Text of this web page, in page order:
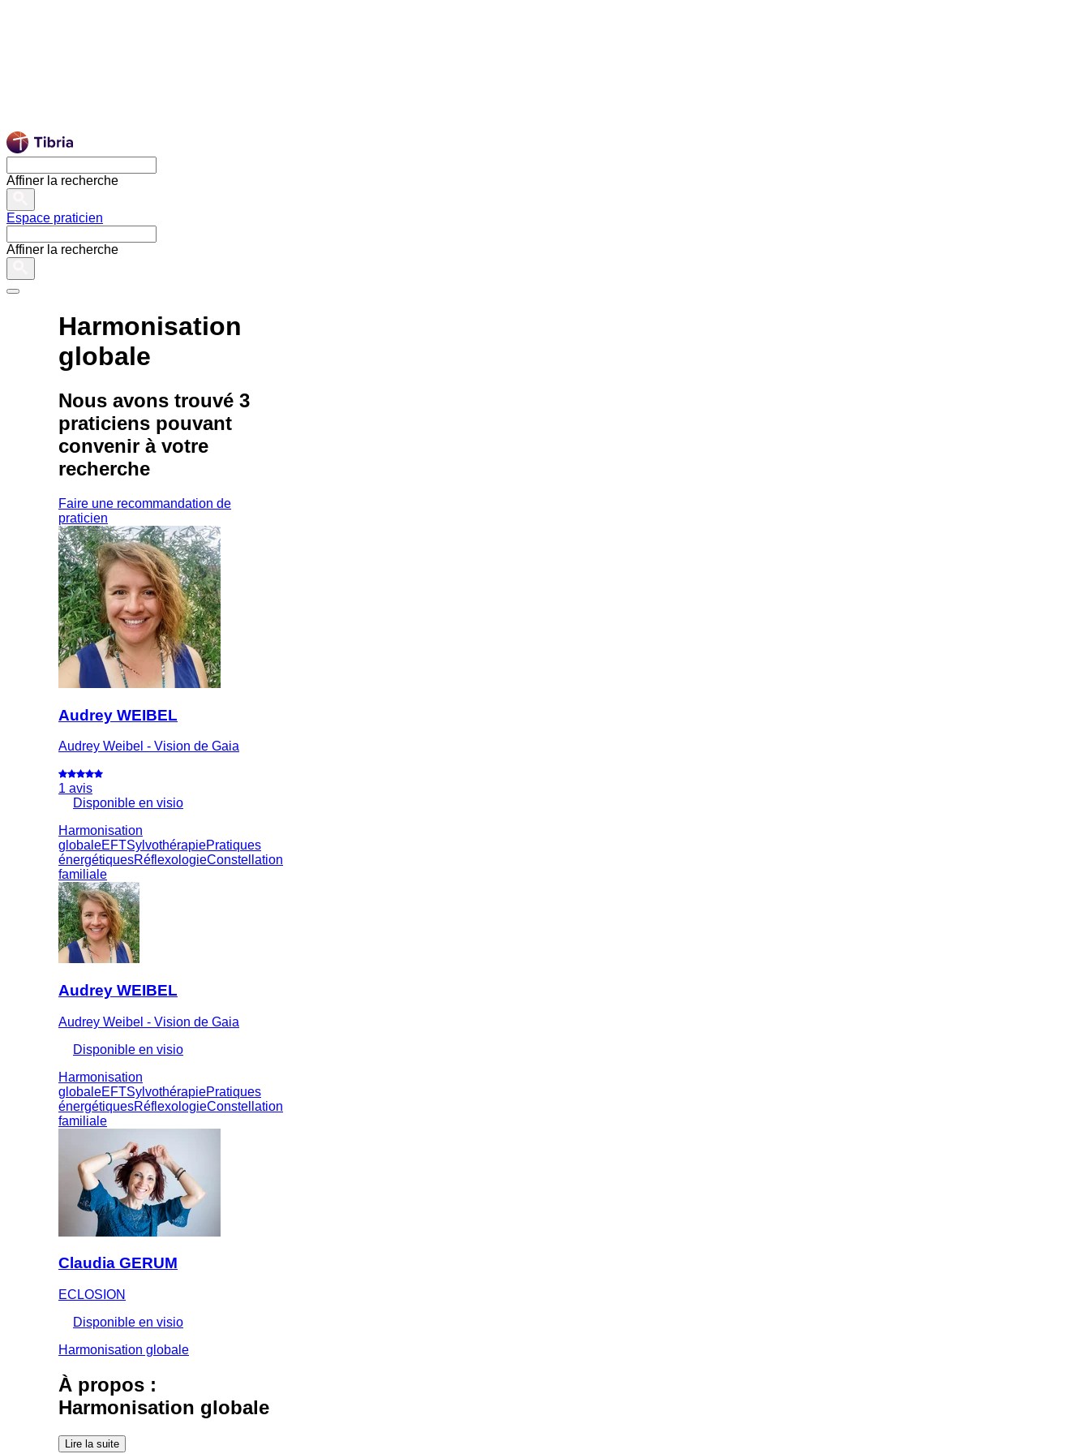
Affiner la recherche
Espace praticien
Affiner la recherche
Harmonisation
globale
Nous avons trouvé 3
praticiens pouvant
convenir à votre
recherche
Faire une recommandation de
praticien
Audrey WEIBEL
Audrey Weibel - Vision de Gaia
1 avis
Disponible en visio
Harmonisation
globaleEFTSylvothérapiePratiques
énergétiquesRéflexologieConstellation
familiale
Audrey WEIBEL
Audrey Weibel - Vision de Gaia
Disponible en visio
Harmonisation
globaleEFTSylvothérapiePratiques
énergétiquesRéflexologieConstellation
familiale
Claudia GERUM
ECLOSION
Disponible en visio
Harmonisation globale
À propos :
Harmonisation globale
Lire la suite